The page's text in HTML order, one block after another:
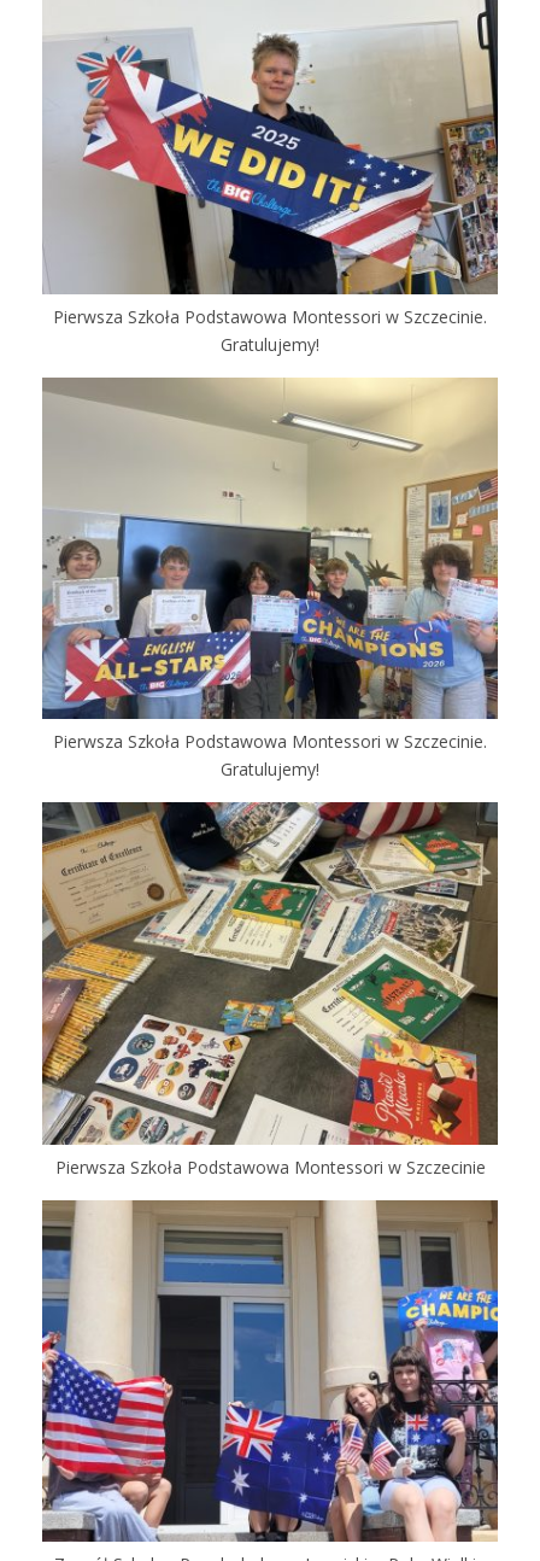
Pierwsza Szkoła Podstawowa Montessori w Szczecinie.
Gratulujemy!
Pierwsza Szkoła Podstawowa Montessori w Szczecinie.
Gratulujemy!
Pierwsza Szkoła Podstawowa Montessori w Szczecinie